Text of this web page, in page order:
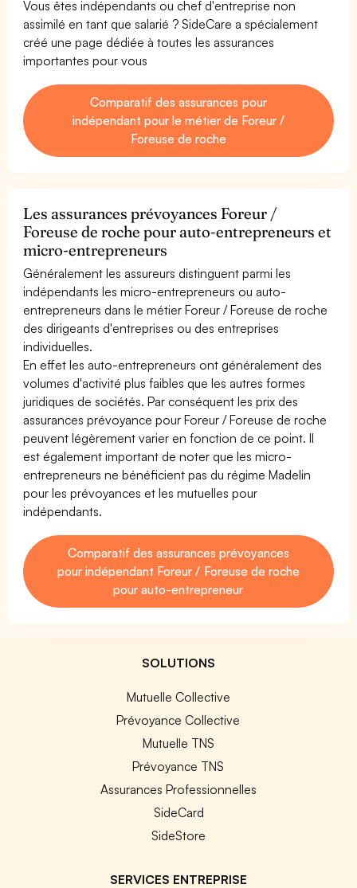
Vous êtes indépendants ou chef d'entreprise non
assimilé en tant que salarié ? SideCare a spécialement
créé une page dédiée à toutes les assurances
importantes pour vous
Comparatif des assurances pour
indépendant pour le métier de Foreur /
Foreuse de roche
Les assurances prévoyances Foreur /
Foreuse de roche pour auto-entrepreneurs et
micro-entrepreneurs
Généralement les assureurs distinguent parmi les
indépendants les micro-entrepreneurs ou auto-
entrepreneurs dans le métier Foreur / Foreuse de roche
des dirigeants d'entreprises ou des entreprises
individuelles.
En effet les auto-entrepreneurs ont généralement des
volumes d'activité plus faibles que les autres formes
juridiques de sociétés. Par conséquent les prix des
assurances prévoyance pour Foreur / Foreuse de roche
peuvent légèrement varier en fonction de ce point. Il
est également important de noter que les micro-
entrepreneurs ne bénéficient pas du régime Madelin
pour les prévoyances et les mutuelles pour
indépendants.
Comparatif des assurances prévoyances
pour indépendant Foreur / Foreuse de roche
pour auto-entrepreneur
SOLUTIONS
Mutuelle Collective
Prévoyance Collective
Mutuelle TNS
Prévoyance TNS
Assurances Professionnelles
SideCard
SideStore
SERVICES ENTREPRISE